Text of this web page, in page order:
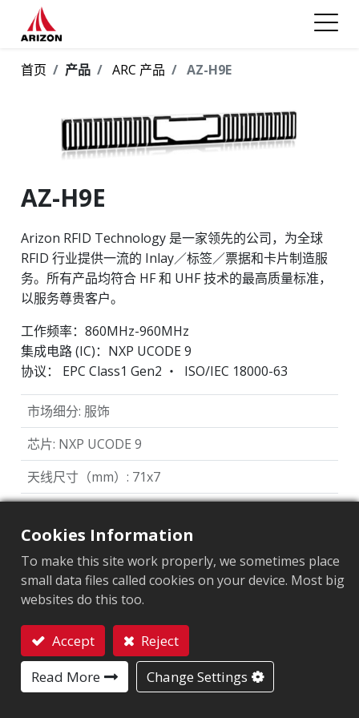
首页 产品 ARC 产品 AZ-H9E
AZ-H9E
Arizon RFID Technology 是一家领先的公司，为全球
RFID 行业提供一流的 Inlay／标签／票据和卡片制造服
务。所有产品均符合 HF 和 UHF 技术的最高质量标准，
以服务尊贵客户。
工作频率：860MHz-960MHz
集成电路 (IC)：NXP UCODE 9
协议： EPC Class1 Gen2 ‧ ISO/IEC 18000-63
ARC认证
F H L O
W5 W6 Y2
市场细分: 服饰
芯片: NXP UCODE 9
天线尺寸（mm） : 71x7
用户內存:0 bits
Cookies Information
To make this site work properly, we sometimes place
small data files called cookies on your device. Most big
websites do this too.
Accept
Reject
Read More
Change Settings